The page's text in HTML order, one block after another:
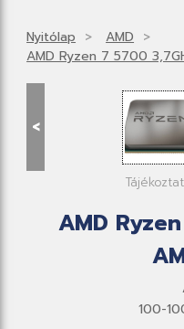
Nyitólap
AMD
AMD Ryzen 7 5700
<
AMD
100-